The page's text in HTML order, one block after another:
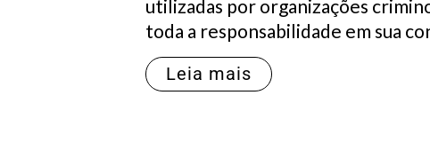
utilizadas por organizações
toda a responsabilidade em sua
Leia mais